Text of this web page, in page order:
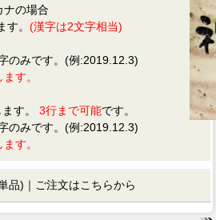
ナの場合
す。 (漢字は2文字相当)
みです。(例:2019.12.3)
す。
す。 3行まで可能です。
みです。(例:2019.12.3)
す。
品)｜ご注文はこちらから